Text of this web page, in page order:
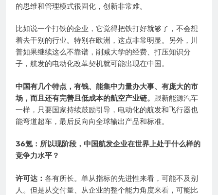
的思维和管理模式很固化，创新非常难。
比如说一个打铁的企业，它觉得把铁打好就够了，不会想
着去干别的行业。特别在欧洲，这点非常明显。另外，川
普如果继续这么不靠谱，削减大学的经费、打压知识分
子，航发的电动化改革契机就可能出现在中国。
中国有几个特点，有钱、能集中力量办大事、有庞大的市
场，而且还有完善且低成本的航空产业链。 跟新能源汽车
一样，只要国家持续鼓励引导，电动化的航发和飞行器也
能弯道超车，最后反向向全球输出产品和标准。
36氪：所以现阶段，中国航发企业在世界上处于什么样的
竞争力水平？
许可达： 各有所长。单从指标的先进性来看，可能不及别
人。但是从交付量、从企业的整个能力角度来看，可能比